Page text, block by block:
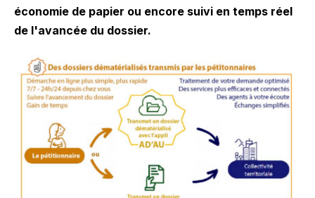
économie de papier ou encore suivi en temps réel
de l'avancée du dossier.